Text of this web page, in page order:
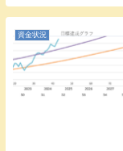
資金状況